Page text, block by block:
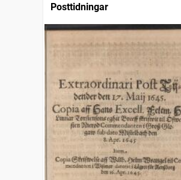
Posttidningar